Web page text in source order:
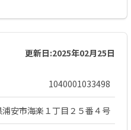
更新日:2025年02月25日
1040001033498
浦安市海楽１丁目２５番４号